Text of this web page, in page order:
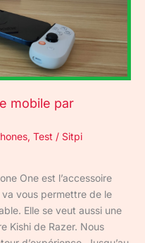
mobile par
, Test / Sitpi
One est l’accessoire
vous permettre de le
Elle se veut aussi une
Kishi de Razer. Nous